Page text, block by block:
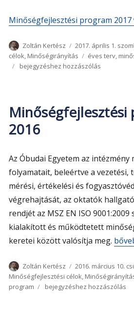
Minőségfejlesztési program 2017
Szerző
Zoltán Kertész Közzétéve
2017. április 1.
célok, Minőségirányítás Címke
éves terv,
Minőségfejlesztési
bejegyzéshez hozzászólás
Minőségfejlesztési
2016
Az Óbudai Egyetem az intézmény
folyamatait, beleértve a vezetési,
mérési, értékelési és
végrehajtását, az oktatók
rendjét az MSZ EN ISO
kialakított és működtetett
keretei között valósítja meg.
Szerző
Zoltán Kertész Közzétéve
2016. március 10.
Minőségfejlesztési célok,
program
Minőségfejlesztési
bejegyzéshez hozzászólás